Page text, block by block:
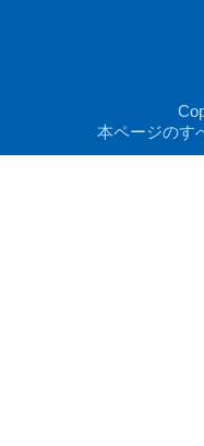
本ページのす